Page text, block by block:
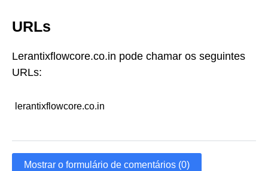
URLs
Lerantixflowcore.co.in pode chamar os seguintes
URLs:
lerantixflowcore.co.in
Mostrar o formulário de comentários (0)